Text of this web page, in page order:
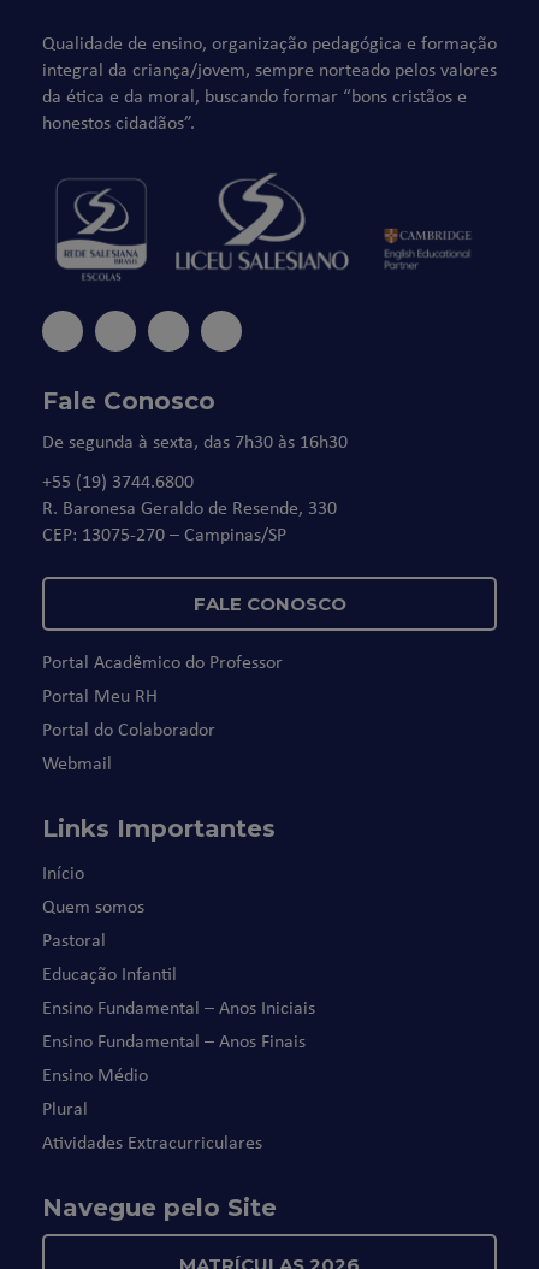
Qualidade de ensino, organização pedagógica e formação
integral da criança/jovem, sempre norteado pelos valores
da ética e da moral, buscando formar “bons cristãos e
honestos cidadãos”.
Fale Conosco
De segunda à sexta, das 7h30 às 16h30
+55 (19) 3744.6800
R. Baronesa Geraldo de Resende, 330
CEP: 13075-270 – Campinas/SP
FALE CONOSCO
Portal Acadêmico do Professor
Portal Meu RH
Portal do Colaborador
Webmail
Links Importantes
Início
Quem somos
Pastoral
Educação Infantil
Ensino Fundamental – Anos Iniciais
Ensino Fundamental – Anos Finais
Ensino Médio
Plural
Atividades Extracurriculares
Navegue pelo Site